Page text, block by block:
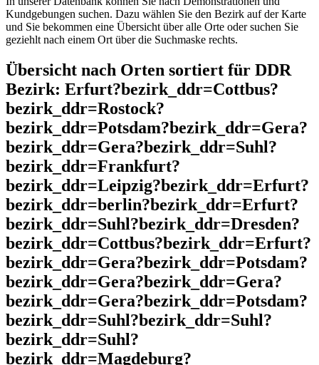
Kundgebungen suchen. Dazu wählen Sie den Bezirk auf der Karte
und Sie bekommen eine Übersicht über alle Orte oder suchen Sie
geziehlt nach einem Ort über die Suchmaske rechts.
Übersicht nach Orten sortiert für DDR
Bezirk: Erfurt?bezirk_ddr=Cottbus?
bezirk_ddr=Rostock?
bezirk_ddr=Potsdam?bezirk_ddr=Gera?
bezirk_ddr=Gera?bezirk_ddr=Suhl?
bezirk_ddr=Frankfurt?
bezirk_ddr=Leipzig?bezirk_ddr=Erfurt?
bezirk_ddr=berlin?bezirk_ddr=Erfurt?
bezirk_ddr=Suhl?bezirk_ddr=Dresden?
bezirk_ddr=Cottbus?bezirk_ddr=Erfurt?
bezirk_ddr=Gera?bezirk_ddr=Potsdam?
bezirk_ddr=Gera?bezirk_ddr=Gera?
bezirk_ddr=Gera?bezirk_ddr=Potsdam?
bezirk_ddr=Suhl?bezirk_ddr=Suhl?
bezirk_ddr=Suhl?
bezirk_ddr=Magdeburg?